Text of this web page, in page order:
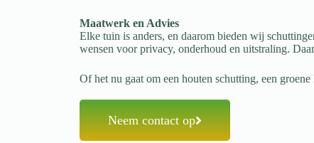
Maatwerk en Advies
Elke tuin is anders, en daarom bieden wij
wensen voor privacy, onderhoud en uitstraling.
Of het nu gaat om een houten schutting, een
Neem contact op